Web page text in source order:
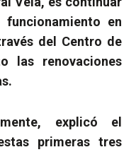
en
del Centro de
las renovaciones
explicó el
primeras tres